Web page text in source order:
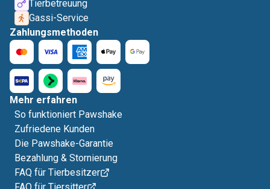
Tierbetreuung
Gassi-Service
Zahlungsmethoden
Mehr erfahren
So funktioniert Pawshake
Zufriedene Kunden
Die Pawshake-Garantie
Bezahlung & Stornierung
FAQ für Tierbesitzer